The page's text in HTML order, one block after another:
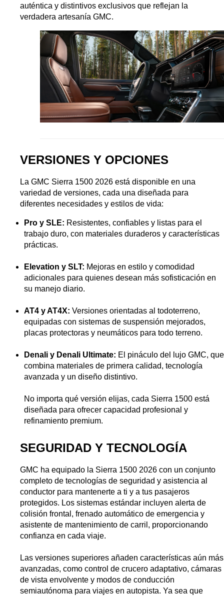
auténtica y distintivos exclusivos que reflejan la
verdadera artesanía GMC.
VERSIONES Y OPCIONES
La GMC Sierra 1500 2026 está disponible en una
variedad de versiones, cada una diseñada para
diferentes necesidades y estilos de vida:
Pro y SLE: Resistentes, confiables y listas para el
trabajo duro, con materiales duraderos y características
prácticas.
Elevation y SLT: Mejoras en estilo y comodidad
adicionales para quienes desean más sofisticación en
su manejo diario.
AT4 y AT4X: Versiones orientadas al todoterreno,
equipadas con sistemas de suspensión mejorados,
placas protectoras y neumáticos para todo terreno.
Denali y Denali Ultimate: El pináculo del lujo GMC, que
combina materiales de primera calidad, tecnología
avanzada y un diseño distintivo.
No importa qué versión elijas, cada Sierra 1500 está
diseñada para ofrecer capacidad profesional y
refinamiento premium.
SEGURIDAD Y TECNOLOGÍA
GMC ha equipado la Sierra 1500 2026 con un conjunto
completo de tecnologías de seguridad y asistencia al
conductor para mantenerte a ti y a tus pasajeros
protegidos. Los sistemas estándar incluyen alerta de
colisión frontal, frenado automático de emergencia y
asistente de mantenimiento de carril, proporcionando
confianza en cada viaje.
Las versiones superiores añaden características aún más
avanzadas, como control de crucero adaptativo, cámaras
de vista envolvente y modos de conducción
semiautónoma para viajes en autopista. Ya sea que